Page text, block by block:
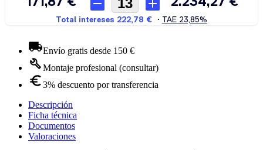
Envío gratis desde 150 €
Montaje profesional (consultar)
3% descuento por transferencia
Descripción
Ficha técnica
Documentos
Valoraciones